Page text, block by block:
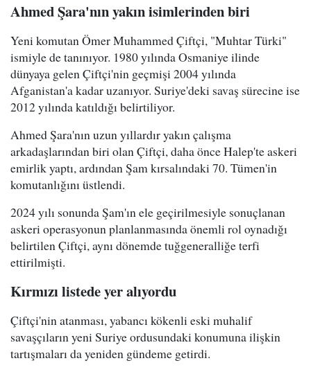
Ahmed Şara'nın yakın isimlerinden biri
Yeni komutan Ömer Muhammed Çiftçi, "Muhtar Türki"
ismiyle de tanınıyor. 1980 yılında Osmaniye ilinde
dünyaya gelen Çiftçi'nin geçmişi 2004 yılında
Afganistan'a kadar uzanıyor. Suriye'deki savaş sürecine ise
2012 yılında katıldığı belirtiliyor.
Ahmed Şara'nın uzun yıllardır yakın çalışma
arkadaşlarından biri olan Çiftçi, daha önce Halep'te askeri
emirlik yaptı, ardından Şam kırsalındaki 70. Tümen'in
komutanlığını üstlendi.
2024 yılı sonunda Şam'ın ele geçirilmesiyle sonuçlanan
askeri operasyonun planlanmasında önemli rol oynadığı
belirtilen Çiftçi, aynı dönemde tuğgeneralliğe terfi
ettirilmişti.
Kırmızı listede yer alıyordu
Çiftçi'nin atanması, yabancı kökenli eski muhalif
savaşçıların yeni Suriye ordusundaki konumuna ilişkin
tartışmaları da yeniden gündeme getirdi.